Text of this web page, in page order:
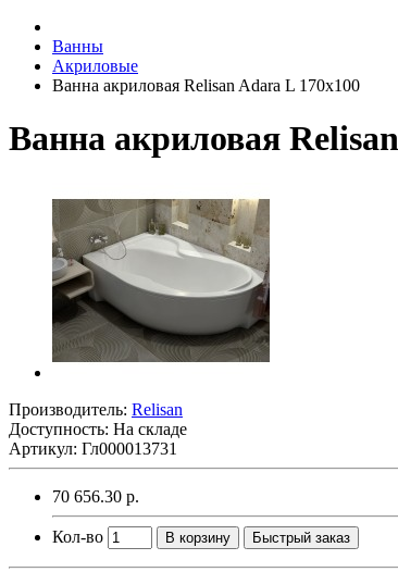
Ванны
Акриловые
Ванна акриловая Relisan Adara L 170х100
Ванна акриловая
Производитель: Relisan
Доступность: На складе
Артикул: Гл000013731
70 656.30 р.
Кол-во В корзину Быстрый заказ